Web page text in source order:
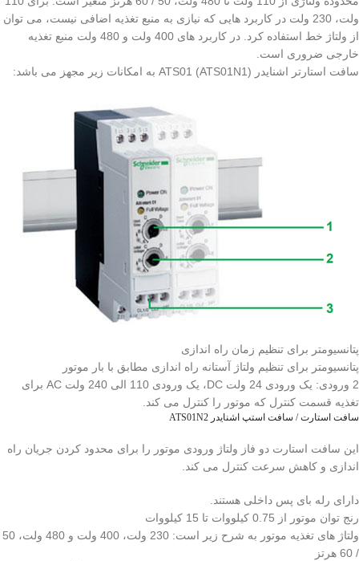
ولت، 230 ولت در کاربرد هایی که نیازی به منبع تغذیه اضافی نیست، می توان
از ولتاژ خط استفاده کرد. در کاربرد های 400 ولت و 480 ولت منبع تغذیه
خارجی ضروری است.
سافت استارتر اشنایدر ATS01 (ATS01N1) به امکانات زیر مجهز می باشد:
پتانسیومتر برای تنظیم زمان راه اندازی
پتانسیومتر برای تنظیم ولتاژ آستانه راه اندازی مطابق با بار موتور
2 ورودی: یک ورودی 24 ولت DC، یک ورودی 110 الی 240 ولت AC برای
تغذیه قسمت کنترل که موتور را کنترل می کند.
سافت استارت / سافت استپ اشنایدر ATS01N2
این سافت استارت دو فاز ولتاژ ورودی موتور را برای محدود کردن جریان راه
اندازی و کاهش سرعت کنترل می کند.
دارای رله بای پس داخلی هستند.
رنج توان موتور از 0.75 کیلووات تا 15 کیلووات
ولتاژ های تغذیه موتور به شرح زیر است: 230 ولت، 400 ولت و 480 ولت، 50
/ 60 هرتز